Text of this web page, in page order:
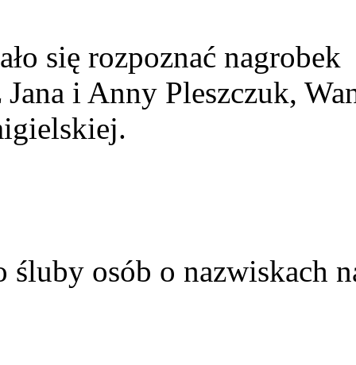
się rozpoznać nagrobek
i Anny Pleszczuk,
śluby osób o nazwiskach